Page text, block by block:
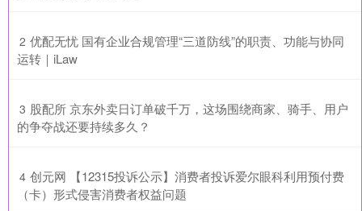
2 ​优配无忧 国有企业合规管理“三道防线”的职责、功能与协同
运转｜iLaw
3 ​股配所 京东外卖日订单破千万，这场围绕商家、骑手、用户
的争夺战还要持续多久？
4 ​创元网 【12315投诉公示】消费者投诉爱尔眼科利用预付费
（卡）形式侵害消费者权益问题